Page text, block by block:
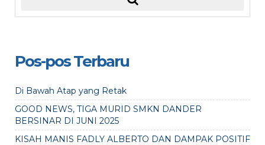
Pos-pos Terbaru
Di Bawah Atap yang Retak
GOOD NEWS, TIGA MURID SMKN DANDER
BERSINAR DI JUNI 2025
KISAH MANIS FADLY ALBERTO DAN DAMPAK POSITIF